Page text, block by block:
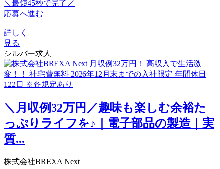
＼最短45秒で完了／
応募へ進む
詳しく
見る
シルバー求人
＼月収例32万円／趣味も楽しむ余裕た
っぷりライフを♪｜電子部品の製造｜実
質...
株式会社BREXA Next